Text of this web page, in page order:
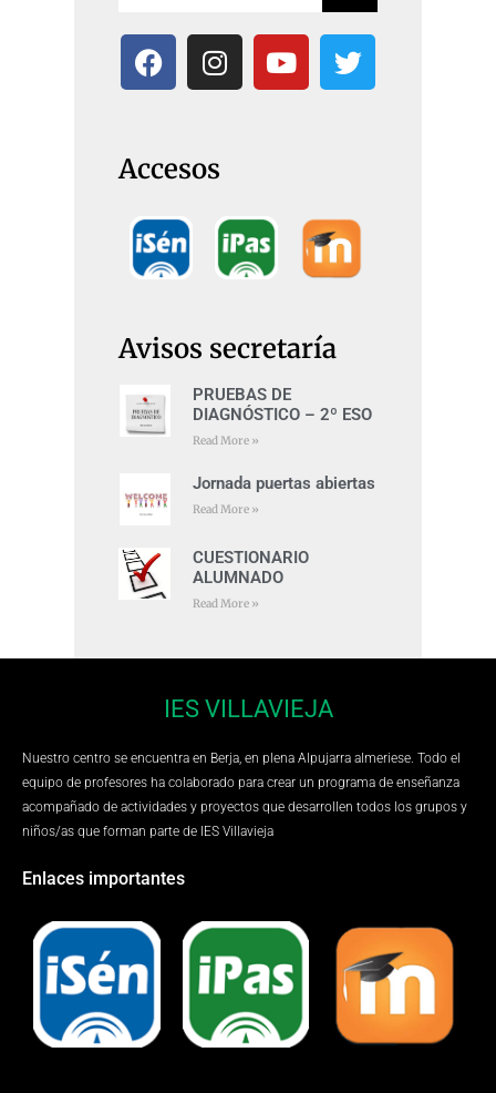
Accesos
Avisos secretaría
PRUEBAS DE
DIAGNÓSTICO – 2º ESO
Read More »
Jornada puertas abiertas
Read More »
CUESTIONARIO
ALUMNADO
Read More »
IES VILLAVIEJA
Nuestro centro se encuentra en Berja, en plena Alpujarra almeriese. Todo el
equipo de profesores ha colaborado para crear un programa de enseñanza
acompañado de actividades y proyectos que desarrollen todos los grupos y
niños/as que forman parte de IES Villavieja
Enlaces importantes